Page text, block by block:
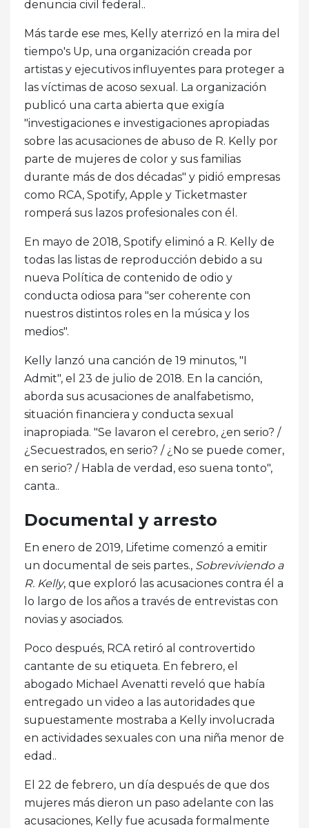
denuncia civil federal..
Más tarde ese mes, Kelly aterrizó en la mira del
tiempo's Up, una organización creada por
artistas y ejecutivos influyentes para proteger a
las víctimas de acoso sexual. La organización
publicó una carta abierta que exigía
"investigaciones e investigaciones apropiadas
sobre las acusaciones de abuso de R. Kelly por
parte de mujeres de color y sus familias
durante más de dos décadas" y pidió empresas
como RCA, Spotify, Apple y Ticketmaster
romperá sus lazos profesionales con él.
En mayo de 2018, Spotify eliminó a R. Kelly de
todas las listas de reproducción debido a su
nueva Política de contenido de odio y
conducta odiosa para "ser coherente con
nuestros distintos roles en la música y los
medios".
Kelly lanzó una canción de 19 minutos, "I
Admit", el 23 de julio de 2018. En la canción,
aborda sus acusaciones de analfabetismo,
situación financiera y conducta sexual
inapropiada. "Se lavaron el cerebro, ¿en serio? /
¿Secuestrados, en serio? / ¿No se puede comer,
en serio? / Habla de verdad, eso suena tonto",
canta..
Documental y arresto
En enero de 2019, Lifetime comenzó a emitir
un documental de seis partes., Sobreviviendo a
R. Kelly, que exploró las acusaciones contra él a
lo largo de los años a través de entrevistas con
novias y asociados.
Poco después, RCA retiró al controvertido
cantante de su etiqueta. En febrero, el
abogado Michael Avenatti reveló que había
entregado un video a las autoridades que
supuestamente mostraba a Kelly involucrada
en actividades sexuales con una niña menor de
edad..
El 22 de febrero, un día después de que dos
mujeres más dieron un paso adelante con las
acusaciones, Kelly fue acusada formalmente